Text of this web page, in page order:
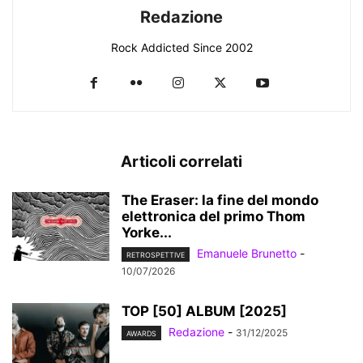
Redazione
Rock Addicted Since 2002
Articoli correlati
The Eraser: la fine del mondo
elettronica del primo Thom
Yorke...
RETROSPETTIVE Emanuele Brunetto -
10/07/2026
TOP [50] ALBUM [2025]
AWARDS Redazione - 31/12/2025